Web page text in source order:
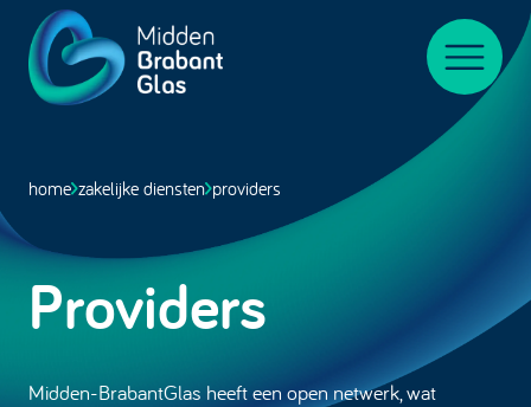
Midden-
BrabantGlas
Menu
home zakelijke diensten providers
Providers
Midden-BrabantGlas heeft een open netwerk, wat